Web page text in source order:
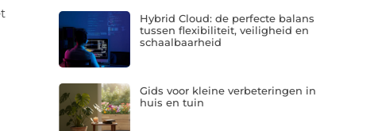
Hybrid Cloud: de perfecte balans
tussen flexibiliteit, veiligheid en
schaalbaarheid
Gids voor kleine verbeteringen in
huis en tuin